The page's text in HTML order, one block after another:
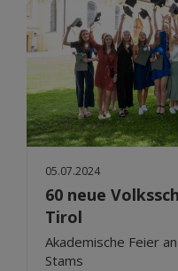
05.07.2024
60 neue
Tirol
Akademische Feier
Stams